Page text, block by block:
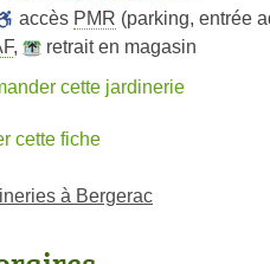
accès PMR (parking, entrée
,
retrait en magasin
cette jardinerie
cette fiche
à Bergerac